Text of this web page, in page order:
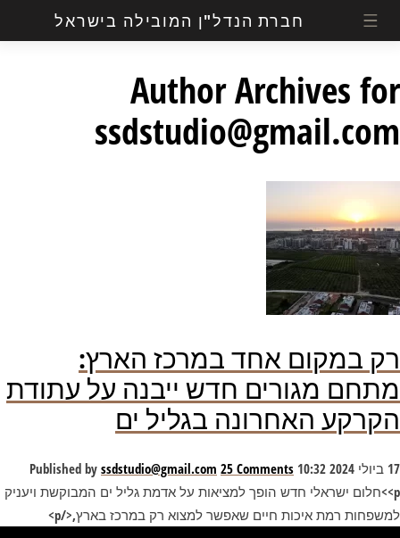
חברת הנדל"ן המובילה בישראל
Author Archives for
ssdstudio@gmail.com
רק במקום אחד במרכז הארץ:
מתחם מגורים חדש ייבנה על עתודת
הקרקע האחרונה בגליל ים
17 ביולי 2024 10:32 Published by ssdstudio@gmail.com 25 Comments
<p>חלום ישראלי חדש הופך למציאות על אדמת גליל ים המבוקשת ויעניק
למשפחות רמת איכות חיים שאפשר למצוא רק במרכז בארץ,</p>